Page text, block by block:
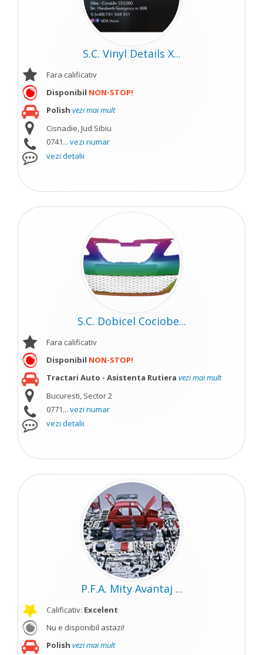
S.C. Vinyl Details X...
Fara calificativ
Disponibil NON-STOP!
Polish vezi mai mult
Cisnadie, Jud Sibiu
0741... vezi numar
vezi detalii
S.C. Dobicel Cociobe...
Fara calificativ
Disponibil NON-STOP!
Tractari Auto - Asistenta Rutiera vezi mai mult
Bucuresti, Sector 2
0771... vezi numar
vezi detalii
P.F.A. Mity Avantaj ...
Calificativ: Excelent
Nu e disponibil astazi!
Polish vezi mai mult